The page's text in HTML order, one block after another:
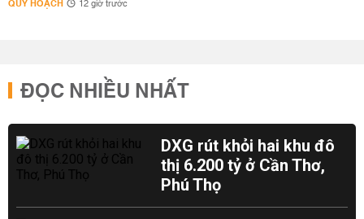
QUY HOẠCH 12 giờ trước
ĐỌC NHIỀU NHẤT
DXG rút khỏi hai khu đô
thị 6.200 tỷ ở Cần Thơ,
Phú Thọ